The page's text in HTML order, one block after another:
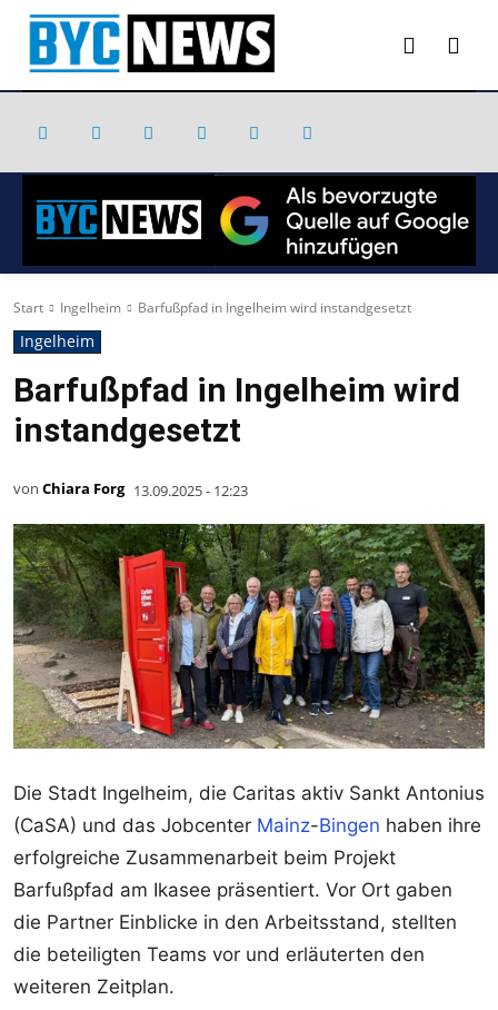
Start Ingelheim Barfußpfad in Ingelheim wird instandgesetzt
Ingelheim
Barfußpfad in Ingelheim wird
instandgesetzt
von Chiara Forg 13.09.2025 - 12:23
Die Stadt Ingelheim, die Caritas aktiv Sankt Antonius
(CaSA) und das Jobcenter Mainz-Bingen haben ihre
erfolgreiche Zusammenarbeit beim Projekt
Barfußpfad am Ikasee präsentiert. Vor Ort gaben
die Partner Einblicke in den Arbeitsstand, stellten
die beteiligten Teams vor und erläuterten den
weiteren Zeitplan.